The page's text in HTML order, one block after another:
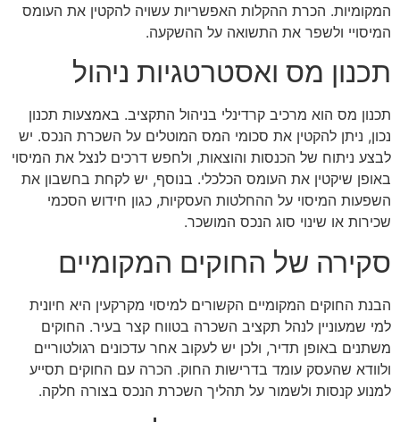
המקומיות. הכרת ההקלות האפשריות עשויה להקטין את העומס
המיסויי ולשפר את התשואה על ההשקעה.
תכנון מס ואסטרטגיות ניהול
תכנון מס הוא מרכיב קרדינלי בניהול התקציב. באמצעות תכנון
נכון, ניתן להקטין את סכומי המס המוטלים על השכרת הנכס. יש
לבצע ניתוח של הכנסות והוצאות, ולחפש דרכים לנצל את המיסוי
באופן שיקטין את העומס הכלכלי. בנוסף, יש לקחת בחשבון את
השפעות המיסוי על ההחלטות העסקיות, כגון חידוש הסכמי
שכירות או שינוי סוג הנכס המושכר.
סקירה של החוקים המקומיים
הבנת החוקים המקומיים הקשורים למיסוי מקרקעין היא חיונית
למי שמעוניין לנהל תקציב השכרה בטווח קצר בעיר. החוקים
משתנים באופן תדיר, ולכן יש לעקוב אחר עדכונים רגולטוריים
ולוודא שהעסק עומד בדרישות החוק. הכרה עם החוקים תסייע
למנוע קנסות ולשמור על תהליך השכרת הנכס בצורה חלקה.